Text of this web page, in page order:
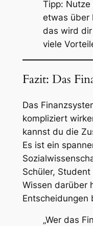
Tipp: Nutze
etwas über
das wird
viele
Fazit: Das
Das
kompliziert
kannst du die
Es ist ein
Schüler,
Wissen darüber
Entscheidungen
„Wer das